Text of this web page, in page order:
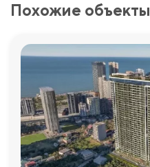
Похожие объекты